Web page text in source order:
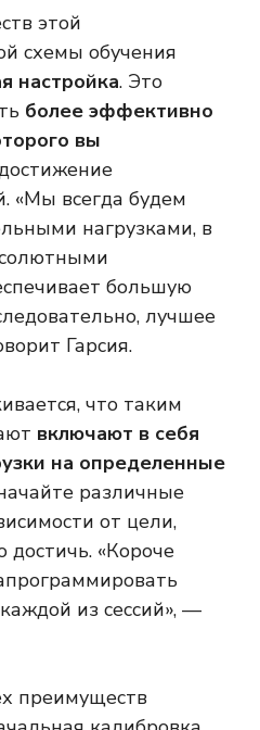
этой
схемы обучения
настройка. Это
более эффективно
вы
«Мы всегда будем
нагрузками, в
большую
лучшее
Гарсия.
что таким
включают в себя
на определенные
различные
от цели,
«Короче
из сессий», —
преимуществ